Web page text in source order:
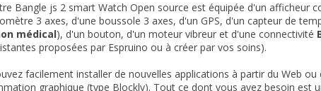
Bangle js 2 smart Watch Open source est équipée d'un afficheur
3 axes, d'une boussole 3 axes, d'un GPS, d'un capteur de
médical), d'un bouton, d'un moteur vibreur et d'une connectivité
proposées par Espruino ou à créer par vos soins).
facilement installer de nouvelles applications à partir du Web
graphique (type Blockly). Tout ce dont vous avez besoin est